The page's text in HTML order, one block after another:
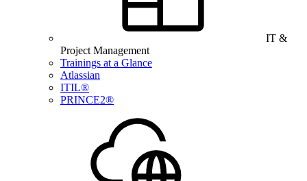
IT &
Project Management
Trainings at a Glance
Atlassian
ITIL®
PRINCE2®